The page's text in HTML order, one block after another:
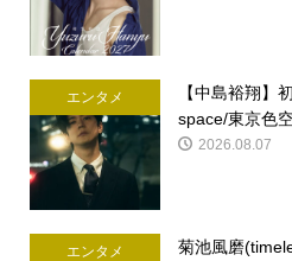
エンタメ
【中島裕翔
space/東京色
2026.08.07
エンタメ
菊池風磨